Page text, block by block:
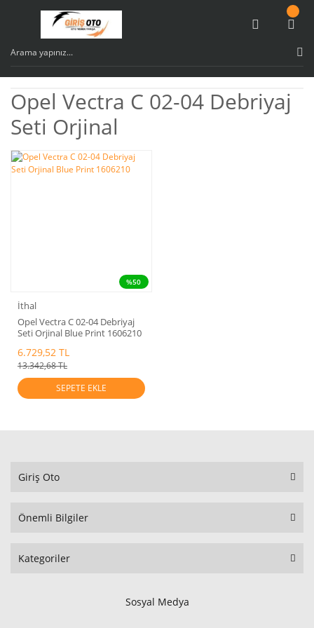
Opel Vectra C 02-04 Debriyaj
Seti Orjinal
%50
İthal
Opel Vectra C 02-04 Debriyaj
Seti Orjinal Blue Print 1606210
6.729,52 TL
13.342,68 TL
SEPETE EKLE
Giriş Oto
Önemli Bilgiler
Kategoriler
Sosyal Medya